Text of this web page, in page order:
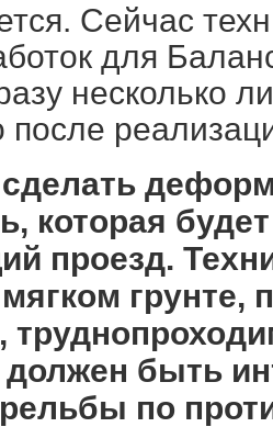
Сейчас
для
несколько
после
которая
проезд.
грунте,
должен быть
по